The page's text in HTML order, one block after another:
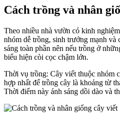
Cách trồng và nhân
Theo nhiều nhà vườn có kinh
nhóm dễ trồng, sinh trưởng mạnh và
sáng toàn phần nên nếu trồng ở
biểu hiện còi cọc chậm lớn.
Thời vụ trồng: Cây viết thuộc nhóm
hợp nhất để trồng cây là khoảng từ
Thời điểm này ánh sáng dồi dào và